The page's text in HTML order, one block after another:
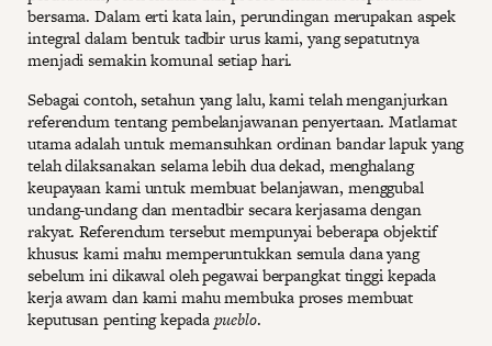
bersama. Dalam erti kata lain, perundingan merupakan aspek
integral dalam bentuk tadbir urus kami, yang sepatutnya
menjadi semakin komunal setiap hari.
Sebagai contoh, setahun yang lalu, kami telah menganjurkan
referendum tentang pembelanjawanan penyertaan. Matlamat
utama adalah untuk memansuhkan ordinan bandar lapuk yang
telah dilaksanakan selama lebih dua dekad, menghalang
keupayaan kami untuk membuat belanjawan, menggubal
undang-undang dan mentadbir secara kerjasama dengan
rakyat. Referendum tersebut mempunyai beberapa objektif
khusus: kami mahu memperuntukkan semula dana yang
sebelum ini dikawal oleh pegawai berpangkat tinggi kepada
kerja awam dan kami mahu membuka proses membuat
keputusan penting kepadapueblo.